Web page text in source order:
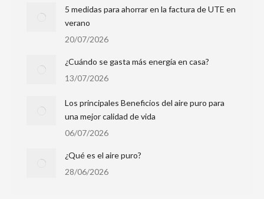
5 medidas para ahorrar en la factura de UTE en
verano
20/07/2026
¿Cuándo se gasta más energía en casa?
13/07/2026
Los principales Beneficios del aire puro para
una mejor calidad de vida
06/07/2026
¿Qué es el aire puro?
28/06/2026